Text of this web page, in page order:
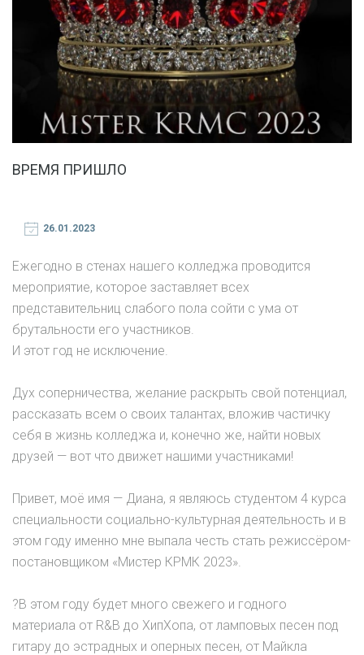
ВРЕМЯ ПРИШЛО
26.01.2023
Ежегодно в стенах нашего колледжа проводится
мероприятие, которое заставляет всех
представительниц слабого пола сойти с ума от
брутальности его участников.
И этот год не исключение.
Дух соперничества, желание раскрыть свой потенциал,
рассказать всем о своих талантах, вложив частичку
себя в жизнь колледжа и, конечно же, найти новых
друзей — вот что движет нашими участниками!
Привет, моё имя — Диана, я являюсь студентом 4 курса
специальности социально-культурная деятельность и в
этом году именно мне выпала честь стать режиссёром-
постановщиком «Мистер КРМК 2023».
?В этом году будет много свежего и годного
материала от R&B до ХипХопа, от ламповых песен под
гитару до эстрадных и оперных песен, от Майкла